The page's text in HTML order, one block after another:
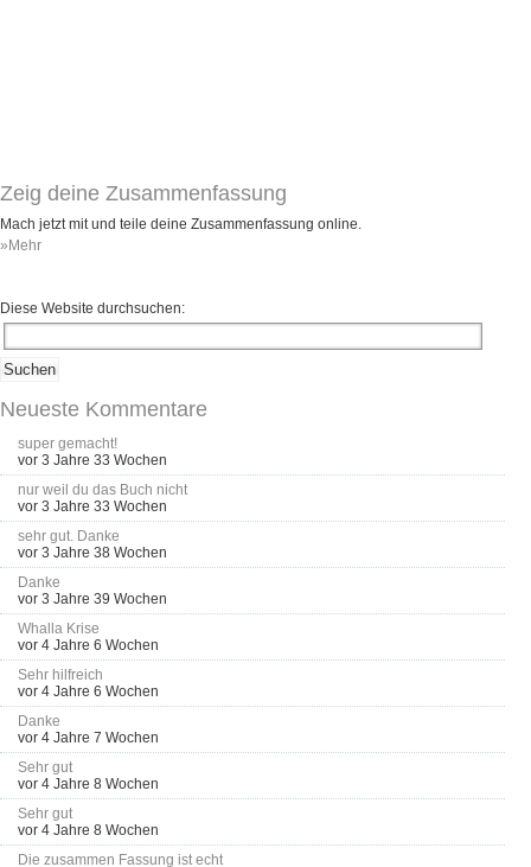
Zeig deine Zusammenfassung
Mach jetzt mit und teile deine Zusammenfassung online.
»Mehr
Diese Website durchsuchen:
Neueste Kommentare
super gemacht!
vor 3 Jahre 33 Wochen
nur weil du das Buch nicht
vor 3 Jahre 33 Wochen
sehr gut. Danke
vor 3 Jahre 38 Wochen
Danke
vor 3 Jahre 39 Wochen
Whalla Krise
vor 4 Jahre 6 Wochen
Sehr hilfreich
vor 4 Jahre 6 Wochen
Danke
vor 4 Jahre 7 Wochen
Sehr gut
vor 4 Jahre 8 Wochen
Sehr gut
vor 4 Jahre 8 Wochen
Die zusammen Fassung ist echt